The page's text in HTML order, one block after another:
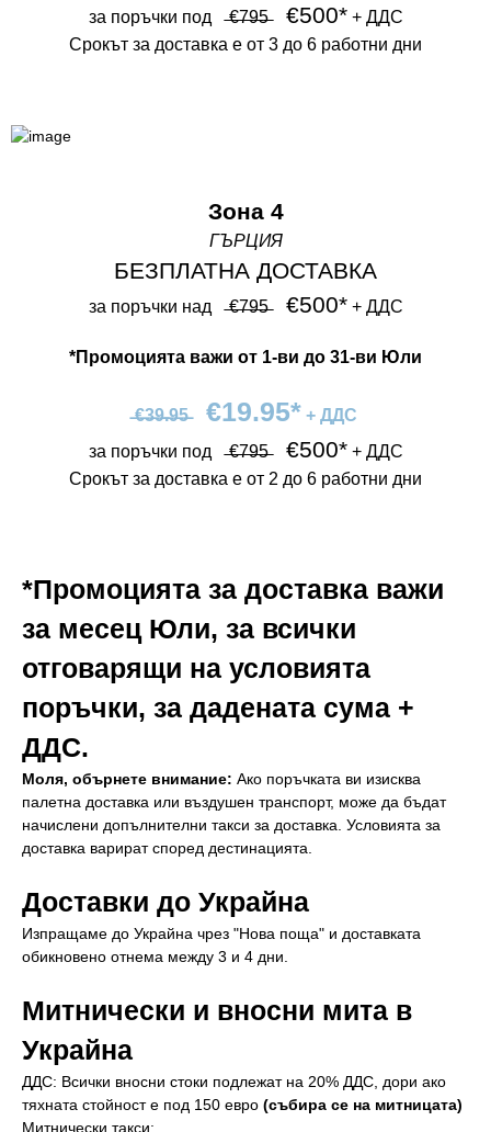
за поръчки под⠀ ̶€̶7̶9̶5̶ ⠀ €500*+ ДДС
Срокът за доставка е от 3 до 6 работни дни
Зона 4
ГЪРЦИЯ
БЕЗПЛАТНА ДОСТАВКА
за поръчки над⠀ ̶€̶7̶9̶5̶ ⠀ €500*+ ДДС
*Промоцията важи от 1-ви до 31-ви Юли
̶€̶3̶9̶.̶9̶5̶ ⠀ €19.95* + ДДС
за поръчки под⠀ ̶€̶7̶9̶5̶ ⠀ €500*+ ДДС
Срокът за доставка е от 2 до 6 работни дни
*Промоцията за доставка важи
за месец Юли, за всички
отговарящи на условията
поръчки, за дадената сума +
ДДС.
Моля, обърнете внимание: Ако поръчката ви изисква
палетна доставка или въздушен транспорт, може да бъдат
начислени допълнителни такси за доставка. Условията за
доставка варират според дестинацията.
Доставки до Украйна
Изпращаме до Украйна чрез "Нова поща" и доставката
обикновено отнема между 3 и 4 дни.
Митнически и вносни мита в
Украйна
ДДС: Всички вносни стоки подлежат на 20% ДДС, дори ако
тяхната стойност е под 150 евро (събира се на митницата)
Митнически такси: